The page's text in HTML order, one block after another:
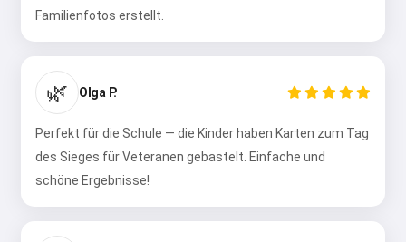
Familienfotos erstellt.
🌿 Olga P.
Perfekt für die Schule — die Kinder haben Karten zum Tag
des Sieges für Veteranen gebastelt. Einfache und
schöne Ergebnisse!